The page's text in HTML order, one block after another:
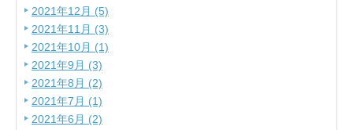
2021年12月 (5)
2021年11月 (3)
2021年10月 (1)
2021年9月 (3)
2021年8月 (2)
2021年7月 (1)
2021年6月 (2)